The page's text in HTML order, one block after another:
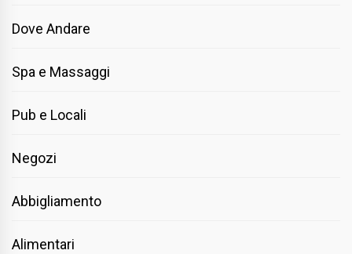
Dove Andare
Spa e Massaggi
Pub e Locali
Negozi
Abbigliamento
Alimentari